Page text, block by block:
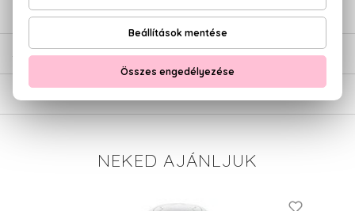
ÉRTÉKELÉSEK (0)
SZÁLLÍTÁS
NEKED AJÁNLJUK